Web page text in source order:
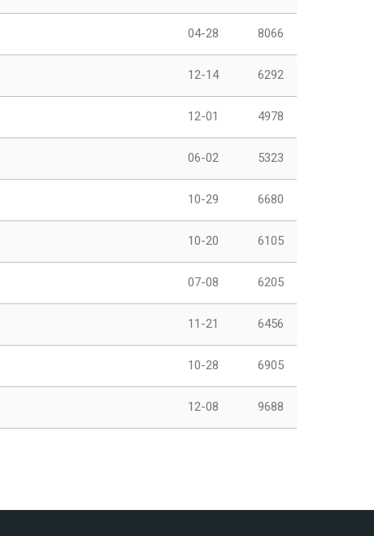
04-28 8066
12-14 6292
12-01 4978
06-02 5323
10-29 6680
10-20 6105
07-08 6205
11-21 6456
10-28 6905
12-08 9688